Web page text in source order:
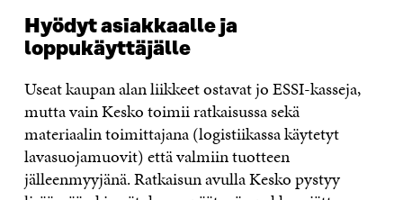
Hyödyt asiakkaalle ja
loppukäyttäjälle
Useat kaupan alan liikkeet ostavat jo ESSI-kasseja,
mutta vain Kesko toimii ratkaisussa sekä
materiaalin toimittajana (logistiikassa käytetyt
lavasuojamuovit) että valmiin tuotteen
jälleenmyyjänä. Ratkaisun avulla Kesko pystyy